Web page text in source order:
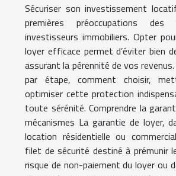
Sécuriser son investissement
premières préoccupations des
investisseurs immobiliers. Opter
loyer efficace permet d’éviter bien
assurant la pérennité de vos
par étape, comment choisir,
optimiser cette protection
toute sérénité. Comprendre la
mécanismes La garantie de loyer,
location résidentielle ou
filet de sécurité destiné à prémunir
risque de non-paiement du loyer ou